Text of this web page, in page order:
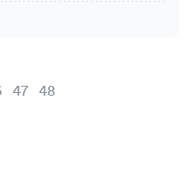
47 48